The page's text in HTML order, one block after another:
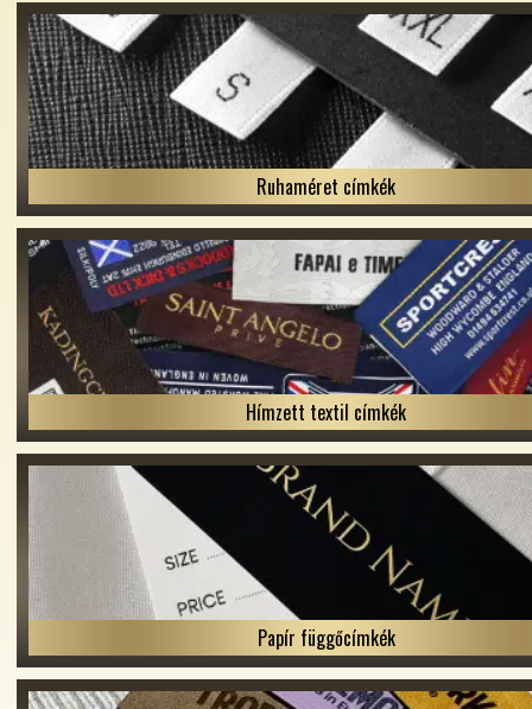
Ruhaméret címkék
Hímzett textil címkék
Papír függőcímkék